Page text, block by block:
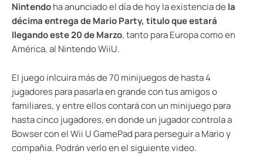
Nintendoha anunciado el día de hoy la existencia de la
décima entrega de Mario Party, titulo que estará
llegando este 20 de Marzo, tanto para Europa como en
América, al Nintendo WiiU.
El juego inlcuira más de 70 minijuegos de hasta 4
jugadores para pasarla en grande con tus amigos o
familiares, y entre ellos contará con un minijuego para
hasta cinco jugadores, en donde un jugador controla a
Bowser con el Wii U GamePad para perseguir a Mario y
compañia. Podrán verlo en el siguiente video.